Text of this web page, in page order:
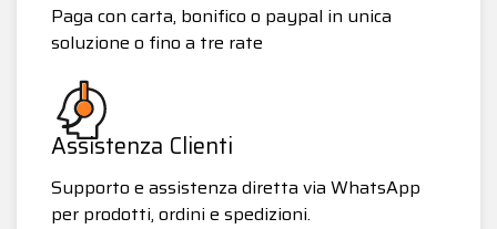
Paga con carta, bonifico o paypal in unica
soluzione o fino a tre rate
Assistenza Clienti
Supporto e assistenza diretta via WhatsApp
per prodotti, ordini e spedizioni.